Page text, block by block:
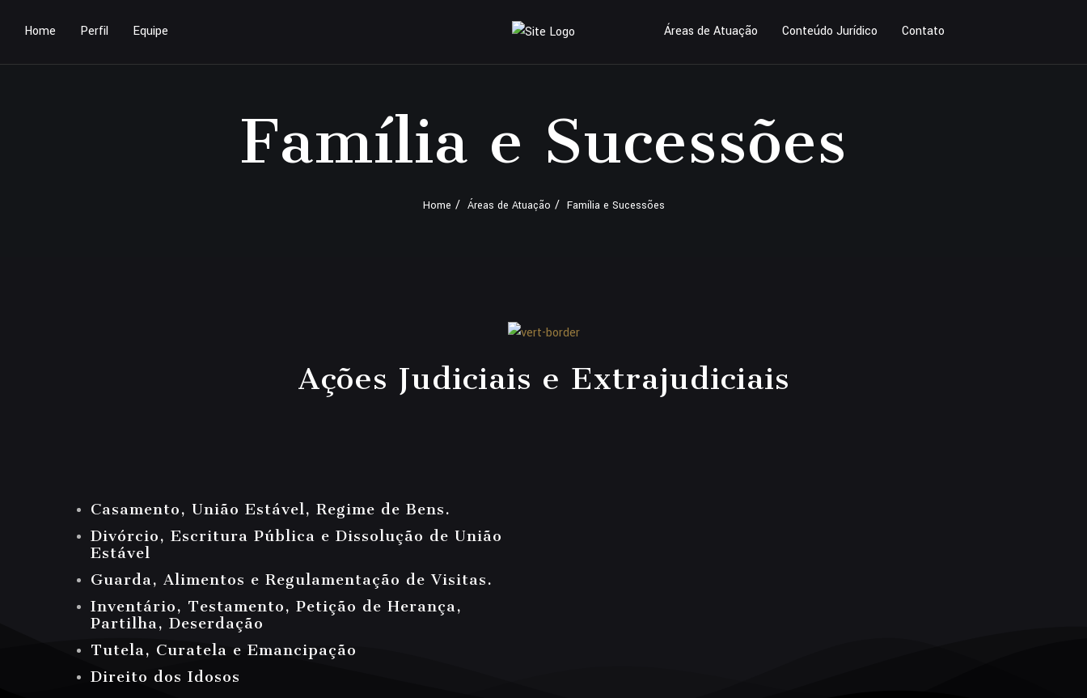
Home Perfil Equipe Áreas de Atuação Conteúdo Jurídico Contato
Família e Sucessões
Home Áreas de Atuação Família e Sucessões
Ações Judiciais e Extrajudiciais
Casamento, União Estável, Regime de Bens.
Divórcio, Escritura Pública e Dissolução de União
Estável
Guarda, Alimentos e Regulamentação de Visitas.
Inventário, Testamento, Petição de Herança,
Partilha, Deserdação
Tutela, Curatela e Emancipação
Direito dos Idosos